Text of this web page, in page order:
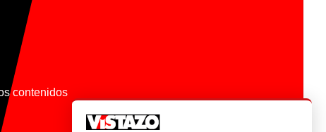
contenidos